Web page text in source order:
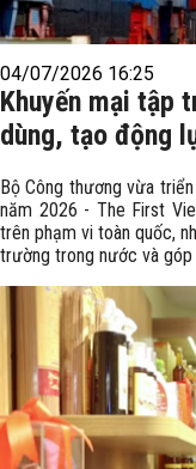
04/07/2026 16:25
Khuyến mại tập
dùng, tạo động
Bộ Công thương vừa
năm 2026 - The First
trên phạm vi toàn quốc,
trường trong nước và